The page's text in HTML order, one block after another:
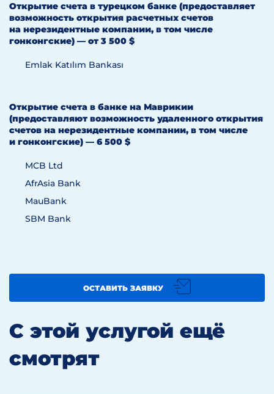
Открытие счета в турецком банке (предоставляет
возможность открытия расчетных счетов
на нерезидентные компании, в том числе
гонконгские) — от 3 500 $
Emlak Katılım Bankası
Открытие счета в банке на Маврикии
(предоставляют возможность удаленного открытия
счетов на нерезидентные компании, в том числе
и гонконгские) — 6 500 $
MCB Ltd
AfrAsia Bank
MauBank
SBM Bank
ОСТАВИТЬ ЗАЯВКУ
С этой услугой ещё
смотрят